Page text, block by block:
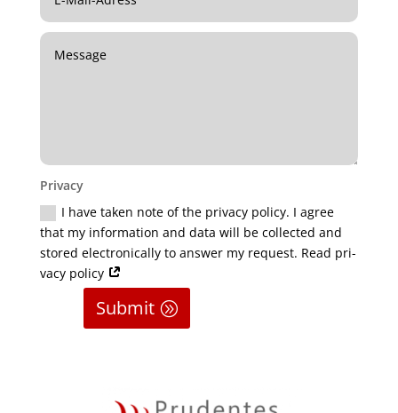
Pri­va­cy
I have taken note of the pri­va­cy poli­cy. I agree
that my infor­ma­ti­on and data will be coll­ec­ted and
stored elec­tro­ni­cal­ly to ans­wer my request. Read pri­
va­cy policy
Submit